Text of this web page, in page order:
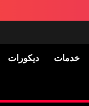
خدمات ديكورات